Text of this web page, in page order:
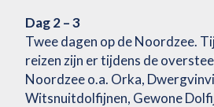
Dag 2 – 3
Twee dagen op de Noordzee.
reizen zijn er tijdens de
Noordzee o.a. Orka,
Witsnuitdolfijnen, Gewone